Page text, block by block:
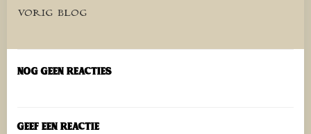
Bericht
navigatie
VORIG BLOG
Nog geen reacties
Geef een reactie